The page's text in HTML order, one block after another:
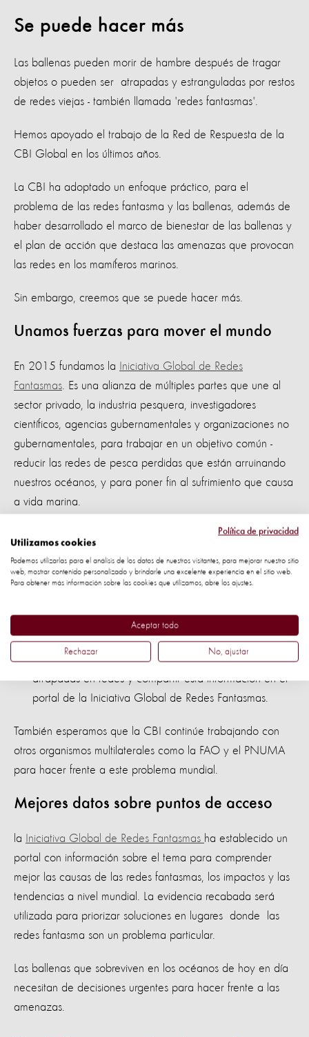
Se puede hacer más
Las ballenas pueden morir de hambre después de tragar
objetos o pueden ser atrapadas y estranguladas por restos
de redes viejas - también llamada 'redes fantasmas'.
Hemos apoyado el trabajo de la Red de Respuesta de la
CBI Global en los últimos años.
La CBI ha adoptado un enfoque práctico, para el
problema de las redes fantasma y las ballenas, además de
haber desarrollado el marco de bienestar de las ballenas y
el plan de acción que destaca las amenazas que provocan
las redes en los mamíferos marinos.
Sin embargo, creemos que se puede hacer más.
Unamos fuerzas para mover el mundo
En 2015 fundamos la
Iniciativa Global de Redes
Fantasmas . Es una alianza de múltiples partes que une al
sector privado, la industria pesquera, investigadores
científicos, agencias gubernamentales y organizaciones no
gubernamentales, para trabajar en un objetivo común -
reducir las redes de pesca perdidas que están arruinando
nuestros océanos, y para poner fin al sufrimiento que causa
a vida marina.
Estamos pidiendo a la CBI trabajar en colaboración más
estrecha con nuestra iniciativa y comprometerse a:
Abordar el problema de la basura marina y acabar
los mamíferos marinos.
Recolectar datos estandarizados sobre las ballenas
atrapadas en redes y compartir esta información en el
portal de la Iniciativa Global de Redes Fantasmas.
También esperamos que la CBI continúe trabajando con
otros organismos multilaterales como la FAO y el PNUMA
para hacer frente a este problema mundial.
Mejores datos sobre puntos de acceso
la Iniciativa Global de Redes Fantasmas ha establecido un
portal con información sobre el tema para comprender
mejor las causas de las redes fantasmas, los impactos y las
tendencias a nivel mundial. La evidencia recabada será
utilizada para priorizar soluciones en lugares donde las
redes fantasma son un problema particular.
Las ballenas que sobreviven en los océanos de hoy en día
necesitan de decisiones urgentes para hacer frente a las
amenazas.
Política de privacidad
Utilizamos cookies
Podemos utilizarlas para el análisis de los datos de nuestros visitantes, para mejorar nuestro sitio
web, mostrar contenido personalizado y brindarle una excelente experiencia en el sitio web.
Para obtener más información sobre las cookies que utilizamos, abre los ajustes.
Aceptar todo
Rechazar No, ajustar